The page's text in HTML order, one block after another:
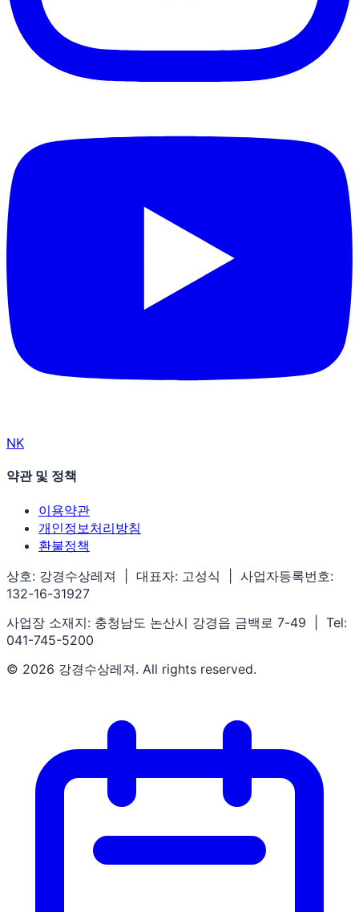
NK
약관 및 정책
이용약관
개인정보처리방침
환불정책
상호: 강경수상레져 | 대표자: 고성식 | 사업자등록번호:
132-16-31927
사업장 소재지: 충청남도 논산시 강경읍 금백로 7-49 | Tel:
041-745-5200
© 2026 강경수상레져. All rights reserved.